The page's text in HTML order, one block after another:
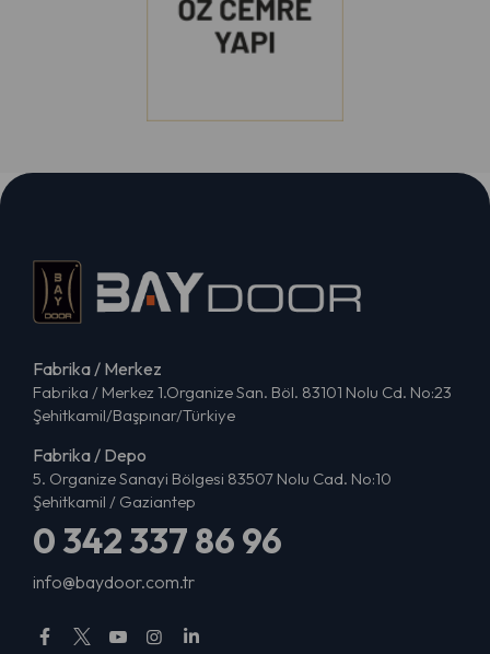
Fabrika / Merkez
Fabrika / Merkez 1.Organize San. Böl. 83101 Nolu Cd. No:23
Şehitkamil/Başpınar/Türkiye
Fabrika / Depo
5. Organize Sanayi Bölgesi 83507 Nolu Cad. No:10
Şehitkamil / Gaziantep
0 342 337 86 96
info@baydoor.com.tr